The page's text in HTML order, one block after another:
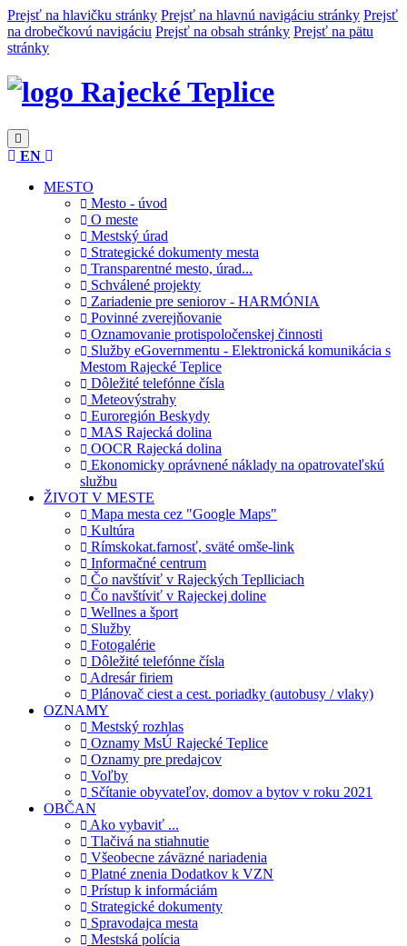
Prejsť na hlavičku stránky Prejsť na hlavnú navigáciu stránky Prejsť
na drobečkovú navigáciu Prejsť na obsah stránky Prejsť na pätu
stránky
Rajecké Teplice
EN
MESTO
Mesto - úvod
O meste
Mestský úrad
Strategické dokumenty mesta
Transparentné mesto, úrad...
Schválené projekty
Zariadenie pre seniorov - HARMÓNIA
Povinné zverejňovanie
Oznamovanie protispoločenskej činnosti
Služby eGovernmentu - Elektronická komunikácia s
Mestom Rajecké Teplice
Dôležité telefónne čísla
Meteovýstrahy
Euroregión Beskydy
MAS Rajecká dolina
OOCR Rajecká dolina
Ekonomicky oprávnené náklady na opatrovateľskú
službu
ŽIVOT V MESTE
Mapa mesta cez "Google Maps"
Kultúra
Rímskokat.farnosť, sväté omše-link
Informačné centrum
Čo navštíviť v Rajeckých Teplliciach
Čo navštíviť v Rajeckej doline
Wellnes a šport
Služby
Fotogalérie
Dôležité telefónne čísla
Adresár firiem
Plánovač ciest a cest. poriadky (autobusy / vlaky)
OZNAMY
Mestský rozhlas
Oznamy MsÚ Rajecké Teplice
Oznamy pre predajcov
Voľby
Sčítanie obyvateľov, domov a bytov v roku 2021
OBČAN
Ako vybaviť ...
Tlačivá na stiahnutie
Všeobecne záväzné nariadenia
Platné znenia Dodatkov k VZN
Prístup k informáciám
Strategické dokumenty
Spravodajca mesta
Mestská polícia